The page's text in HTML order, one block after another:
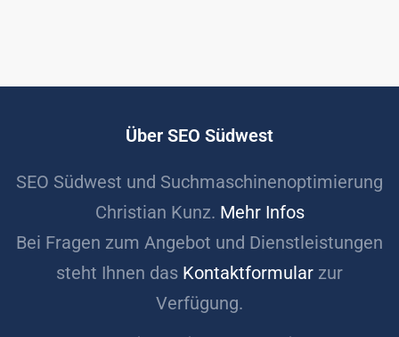
Über SEO Südwest
SEO Südwest und Suchmaschinenoptimierung
Christian Kunz. Mehr Infos
Bei Fragen zum Angebot und Dienstleistungen
steht Ihnen das Kontaktformular zur
Verfügung.